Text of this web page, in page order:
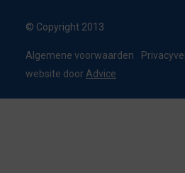
© Copyright 2013
Algemene voorwaarden
website door Advice